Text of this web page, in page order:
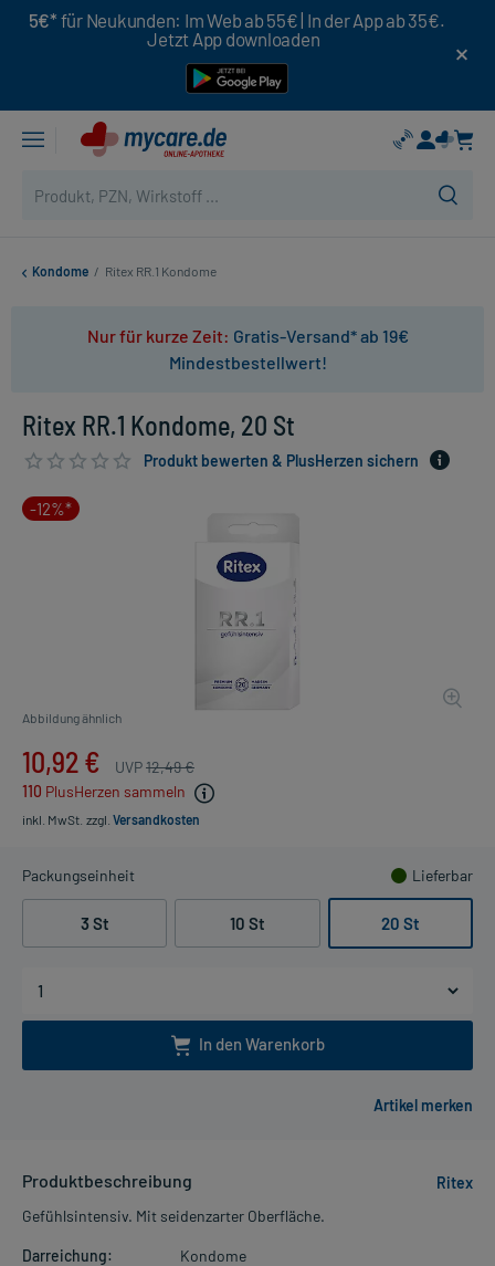
5€* für Neukunden: Im Web ab 55€ | In der App ab 35€.
Jetzt App downloaden
Kondome / Ritex RR.1 Kondome
Nur für kurze Zeit: Gratis-Versand* ab 19€
Mindestbestellwert!
Ritex RR.1 Kondome, 20 St
Produkt bewerten & PlusHerzen sichern
-12%*
Abbildung ähnlich
10,92 € UVP12,49 €
110 PlusHerzen sammeln
inkl. MwSt. zzgl. Versandkosten
Packungseinheit Lieferbar
3 St 10 St 20 St
In den Warenkorb
Produktbeschreibung
Ritex
Gefühlsintensiv. Mit seidenzarter Oberfläche.
Darreichung:
Kondome